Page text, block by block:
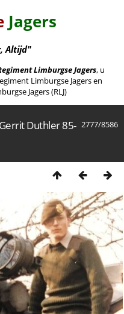
Jagers
Altijd"
Limburgse Jagers, u
Limburgse Jagers en
Jagers (RLJ)
2777/8586
Duthler 85-